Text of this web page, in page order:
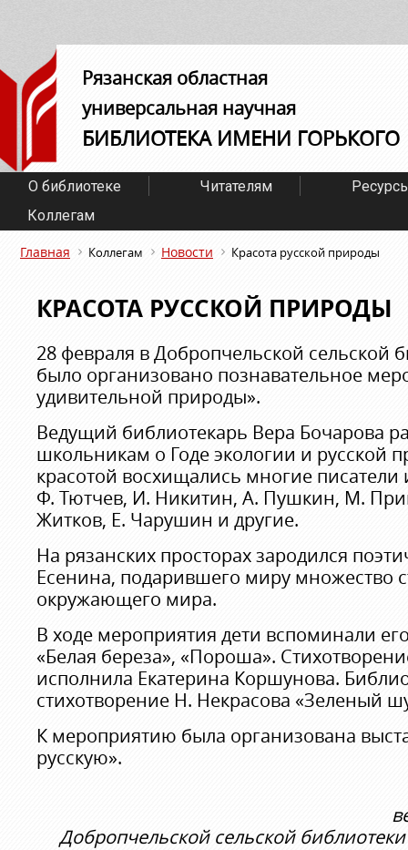
Рязанская областная
универсальная научная
БИБЛИОТЕКА ИМЕНИ ГОРЬКОГО
О библиотеке Читателям
Коллегам
Главная Коллегам Новости Красота русской природы
КРАСОТА РУССКОЙ ПРИРОДЫ
28 февраля в Добропчельской сельской
было организовано познавательное
удивительной природы».
Ведущий библиотекарь Вера Бочарова
школьникам о Годе экологии и русской
красотой восхищались многие писатели
Ф. Тютчев, И. Никитин, А. Пушкин, М.
Житков, Е. Чарушин и другие.
На рязанских просторах зародился
Есенина, подарившего миру множество
окружающего мира.
В ходе мероприятия дети вспоминали
«Белая береза», «Пороша».
исполнила Екатерина Коршунова.
стихотворение Н. Некрасова «Зеленый
К мероприятию была организована
русскую».
Добропчельской сельской